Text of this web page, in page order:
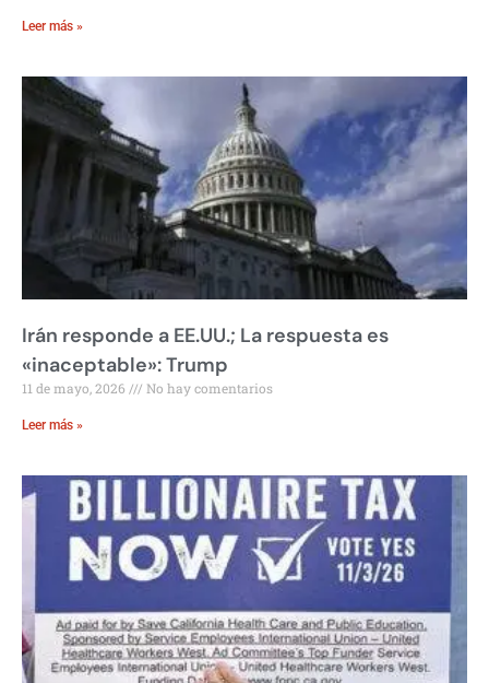
Leer más »
Irán responde a EE.UU.; La respuesta es
«inaceptable»: Trump
11 de mayo, 2026 No hay comentarios
Leer más »